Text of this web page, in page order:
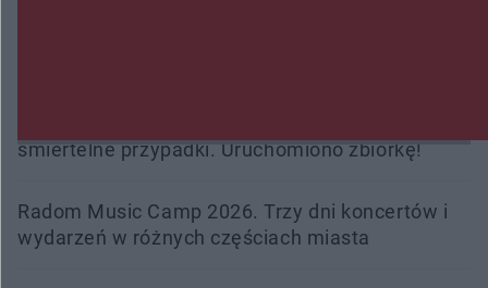
śmiertelne przypadki. Uruchomiono zbiórkę!
Radom Music Camp 2026. Trzy dni koncertów i
wydarzeń w różnych częściach miasta